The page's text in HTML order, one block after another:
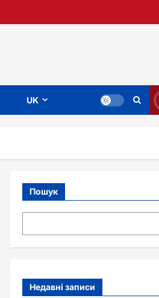
UK
Пошук
Недавні записи